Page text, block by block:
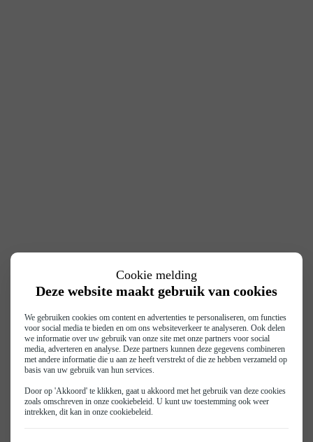
Cookie melding
Deze website maakt gebruik van cookies
We gebruiken cookies om content en advertenties te personaliseren, om functies
voor social media te bieden en om ons websiteverkeer te analyseren. Ook delen
we informatie over uw gebruik van onze site met onze partners voor social
media, adverteren en analyse. Deze partners kunnen deze gegevens combineren
met andere informatie die u aan ze heeft verstrekt of die ze hebben verzameld op
basis van uw gebruik van hun services.
Door op 'Akkoord' te klikken, gaat u akkoord met het gebruik van deze cookies
zoals omschreven in onze cookiebeleid. U kunt uw toestemming ook weer
intrekken, dit kan in onze cookiebeleid.